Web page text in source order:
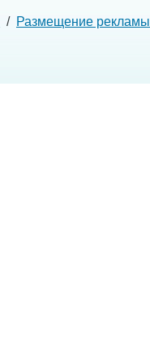
/ Размещение рекламы